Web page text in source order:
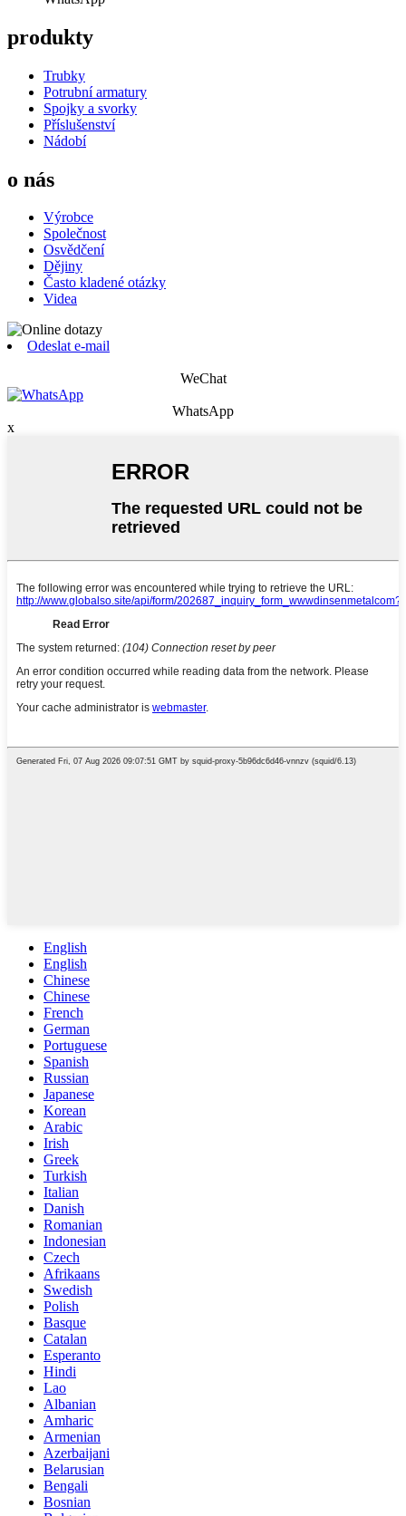
produkty
Trubky
Potrubní armatury
Spojky a svorky
Příslušenství
Nádobí
o nás
Výrobce
Společnost
Osvědčení
Dějiny
Často kladené otázky
Videa
Odeslat e-mail
WeChat
WhatsApp
x
English
English
Chinese
Chinese
French
German
Portuguese
Spanish
Russian
Japanese
Korean
Arabic
Irish
Greek
Turkish
Italian
Danish
Romanian
Indonesian
Czech
Afrikaans
Swedish
Polish
Basque
Catalan
Esperanto
Hindi
Lao
Albanian
Amharic
Armenian
Azerbaijani
Belarusian
Bengali
Bosnian